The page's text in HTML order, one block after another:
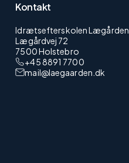
Kontakt
Idrætsefterskolen Lægården
Lægårdvej 72
7500 Holstebro
+45 8891 7700
mail@laegaarden.dk